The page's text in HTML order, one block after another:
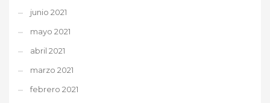
junio 2021
mayo 2021
abril 2021
marzo 2021
febrero 2021